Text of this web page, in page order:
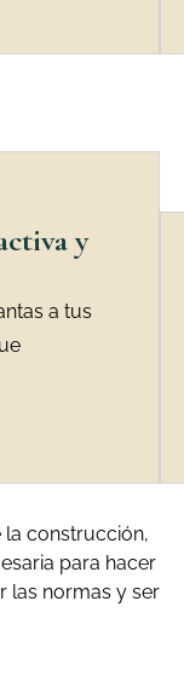
y
a tus
construcción,
para hacer
las normas y ser